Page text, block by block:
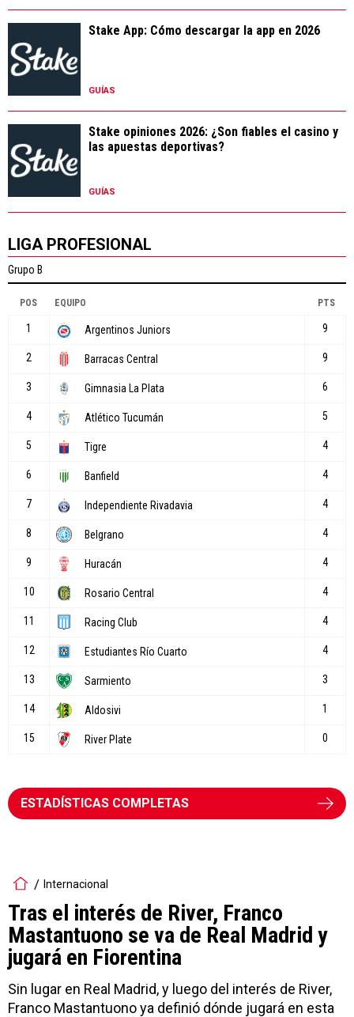
Stake App: Cómo descargar la app en 2026
GUÍAS
Stake opiniones 2026: ¿Son fiables el casino y
las apuestas deportivas?
GUÍAS
LIGA PROFESIONAL
ESTADÍSTICAS COMPLETAS
Internacional
Tras el interés de River, Franco
Mastantuono se va de Real Madrid y
jugará en Fiorentina
Sin lugar en Real Madrid, y luego del interés de River,
Franco Mastantuono ya definió dónde jugará en esta